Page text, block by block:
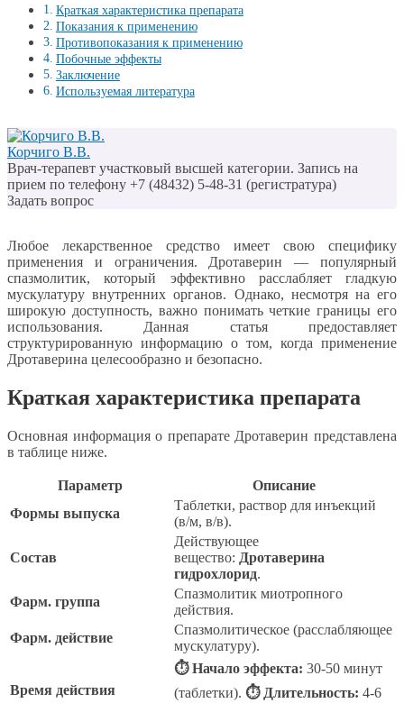
Краткая характеристика препарата
Показания к применению
Противопоказания к применению
Побочные эффекты
Заключение
Используемая литература
Корчиго В.В.
Врач-терапевт участковый высшей категории. Запись на
прием по телефону +7 (48432) 5-48-31 (регистратура)
Задать вопрос
Любое лекарственное средство имеет свою специфику
применения и ограничения. Дротаверин — популярный
спазмолитик, который эффективно расслабляет гладкую
мускулатуру внутренних органов. Однако, несмотря на его
широкую доступность, важно понимать четкие границы его
использования. Данная статья предоставляет
структурированную информацию о том, когда применение
Дротаверина целесообразно и безопасно.
Краткая характеристика препарата
Основная информация о препарате Дротаверин представлена
в таблице ниже.
Параметр
Описание
Формы выпуска
Таблетки, раствор для инъекций
(в/м, в/в).
Состав
Действующее
вещество: Дротаверина
гидрохлорид.
Фарм. группа
Спазмолитик миотропного
действия.
Фарм. действие
Спазмолитическое (расслабляющее
мускулатуру).
Время действия
⏱ Начало эффекта: 30-50 минут
(таблетки). ⏱ Длительность: 4-6